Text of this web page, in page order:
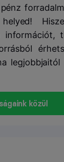
információt,
legjobbjaitól
közül